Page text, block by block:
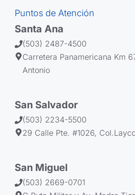
Puntos de Atención
Santa Ana
(503) 2487-4500
Carretera Panamericana Km
Antonio
San Salvador
(503) 2234-5500
29 Calle Pte. #1026,
San Miguel
(503) 2669-0701